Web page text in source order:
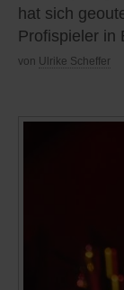
hat sich
Profispieler in
von Ulrike Scheffer